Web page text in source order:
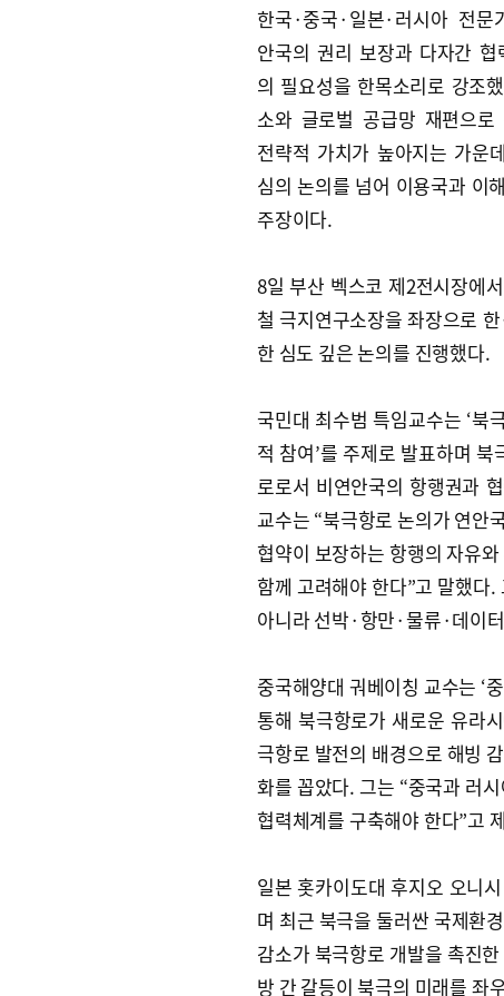
한국·중국·일본·러시아 전문
안국의 권리 보장과 다자간 협
의 필요성을 한목소리로 강조
소와 글로벌 공급망 재편으로
전략적 가치가 높아지는 가운
심의 논의를 넘어 이용국과 이
주장이다.
8일 부산 벡스코 제2전시장에
철 극지연구소장을 좌장으로
한 심도 깊은 논의를 진행했다.
국민대 최수범 특임교수는 ‘북
적 참여’를 주제로 발표하며
로로서 비연안국의 항행권과
교수는 “북극항로 논의가 연안
협약이 보장하는 항행의 자유
함께 고려해야 한다”고 말했다
아니라 선박·항만·물류·데이
중국해양대 궈베이칭 교수는 ‘
통해 북극항로가 새로운 유라
극항로 발전의 배경으로 해빙
화를 꼽았다. 그는 “중국과 러
협력체계를 구축해야 한다”고
일본 홋카이도대 후지오 오니
며 최근 북극을 둘러싼 국제환
감소가 북극항로 개발을 촉진
방 간 갈등이 북극의 미래를 좌